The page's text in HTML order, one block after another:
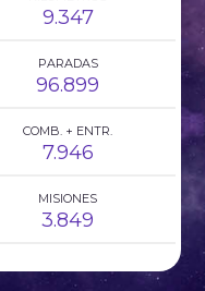
9.347
PARADAS
96.899
COMB. + ENTR.
7.946
MISIONES
3.849